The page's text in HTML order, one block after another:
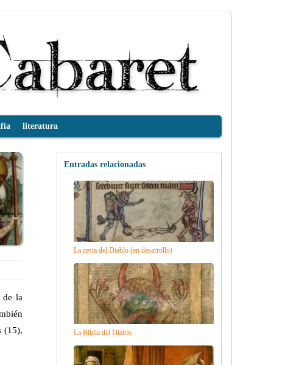
literatura
de la
(15),
Entradas relacionadas
La cesta del Diablo (en desarrollo)
La Biblia del Diablo